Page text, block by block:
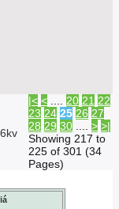
|< < 20 21 22
23 24 25 26 27
28 29 30 > >|
Showing 217 to
225 of 301 (34
Pages)